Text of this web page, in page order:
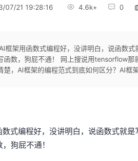
07/21 19:28:16 4.6k+ 0
框架用函数式编程好，没讲明白，说函数
函数，狗屁不通！ 网上搜说用tensorflow
楚，AI框架的编程范式到底如何区分？AI框
式编程好，没讲明白，说函数式就是
狗屁不通！